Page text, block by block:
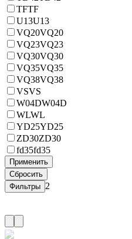
TFTF
U13U13
VQ20VQ20
VQ23VQ23
VQ30VQ30
VQ35VQ35
VQ38VQ38
VSVS
W04DW04D
WLWL
YD25YD25
ZD30ZD30
fd35fd35
2